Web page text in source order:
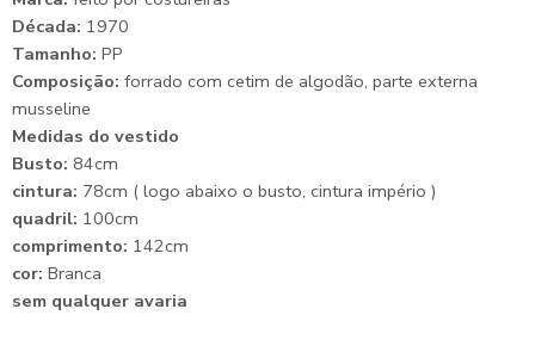
Década: 1970
Tamanho: PP
Composição: forrado com cetim de algodão, parte externa
musseline
Medidas do vestido
Busto: 84cm
cintura: 78cm ( logo abaixo o busto, cintura império )
quadril: 100cm
comprimento: 142cm
cor: Branca
sem qualquer avaria